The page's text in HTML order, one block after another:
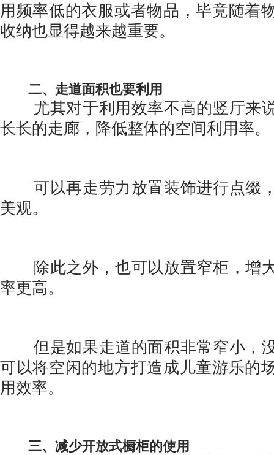
用频率低的衣服或者物品，毕竟随着
收纳也显得越来越重要。
二、走道面积也要利用
尤其对于利用效率不高的竖厅来
长长的走廊，降低整体的空间利用率。
可以再走劳力放置装饰进行点缀
美观。
除此之外，也可以放置窄柜，增
率更高。
但是如果走道的面积非常窄小，
可以将空闲的地方打造成儿童游乐的
用效率。
三、减少开放式橱柜的使用